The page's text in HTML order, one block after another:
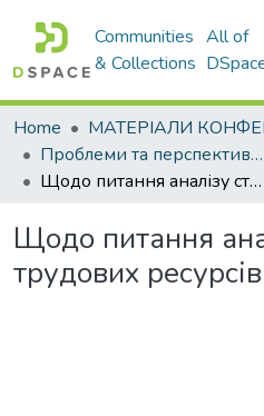
Communities
& Collections
All of
Home
Проблеми та перспективи розвитку підприємництва
Щодо питання аналізу стану трудових ресурсів
Щодо питання
трудових ресурсів